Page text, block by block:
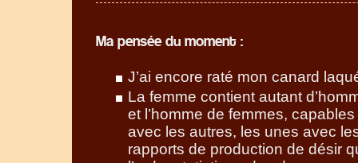
Ma pensée du moment :
J’ai encore raté mon canard
La femme contient autant
et l’homme de femmes,
avec les autres, les unes avec
rapports de production de désir